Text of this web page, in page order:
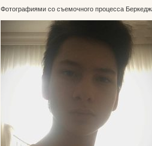
Фотографиями со съемочного процесса